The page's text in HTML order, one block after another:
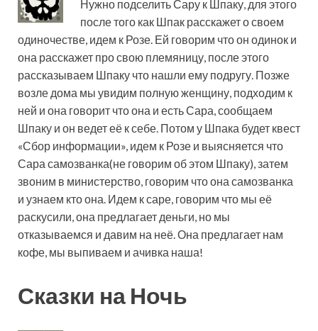
Нужно подселить Сару к Шпаку, для этого
после того как Шпак расскажет о своем
одиночестве, идем к Розе. Ей говорим что он одинок и
она расскажет про свою племяницу, после этого
рассказываем Шпаку что нашли ему подругу. Позже
возле дома мы увидим полную женщину, подходим к
ней и она говорит что она и есть Сара, сообщаем
Шпаку и он ведет её к себе. Потом у Шпака будет квест
«Сбор информации», идем к Розе и выясняется что
Сара самозванка(не говорим об этом Шпаку), затем
звоним в министерство, говорим что она самозванка
и узнаем кто она. Идем к саре, говорим что мы её
раскусили, она предлагает деньги, но мы
отказываемся и давим на неё. Она предлагает нам
кофе, мы выпиваем и ачивка наша!
Сказки на Ночь